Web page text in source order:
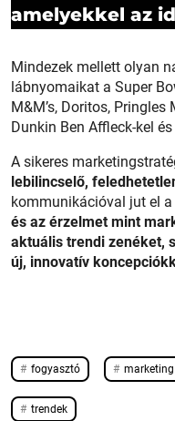
amelyekkel az
Mindezek mellett olyan
lábnyomaikat a Super
M&M’s, Doritos, Pringles
Dunkin Ben Affleck-kel és
A sikeres
lebilincselő,
kommunikációval jut el
és az érzelmet mint
aktuális trendi zenéket,
új, innovatív
fogyasztó marketing
trendek